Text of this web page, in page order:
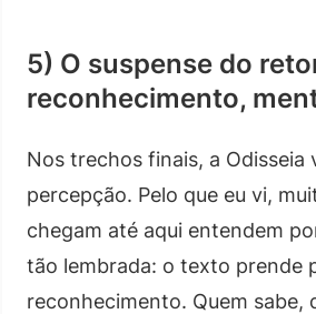
5) O suspense do
reconhecimento,
Nos trechos finais, a Odisseia
percepção. Pelo que eu vi,
chegam até aqui entendem
tão lembrada: o texto prende
reconhecimento. Quem sabe,